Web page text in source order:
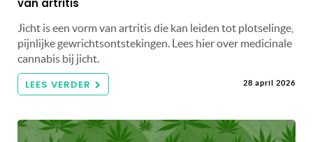
van artritis
Jicht is een vorm van artritis die kan leiden tot plotselinge,
pijnlijke gewrichtsontstekingen. Lees hier over medicinale
cannabis bij jicht.
LEES VERDER 28 april 2026